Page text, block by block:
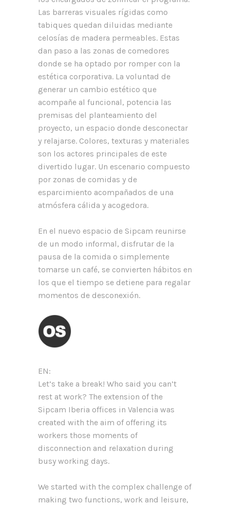
Las barreras visuales rígidas como
tabiques quedan diluidas mediante
celosías de madera permeables. Estas
dan paso a las zonas de comedores
donde se ha optado por romper con la
estética corporativa. La voluntad de
generar un cambio estético que
acompañe al funcional, potencia las
premisas del planteamiento del
proyecto, un espacio donde desconectar
y relajarse. Colores, texturas y materiales
son los actores principales de este
divertido lugar. Un escenario compuesto
por zonas de comidas y de
esparcimiento acompañados de una
atmósfera cálida y acogedora.
En el nuevo espacio de Sipcam reunirse
de un modo informal, disfrutar de la
pausa de la comida o simplemente
tomarse un café, se convierten hábitos en
los que el tiempo se detiene para regalar
momentos de desconexión.
EN:
Let’s take a break! Who said you can’t
rest at work? The extension of the
Sipcam Iberia offices in Valencia was
created with the aim of offering its
workers those moments of
disconnection and relaxation during
busy working days.
We started with the complex challenge of
making two functions, work and leisure,